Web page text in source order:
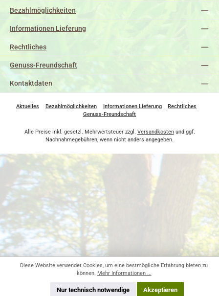
Bezahlmöglichkeiten
Informationen Lieferung
Rechtliches
Genuss-Freundschaft
Kontaktdaten
Aktuelles Bezahlmöglichkeiten Informationen Lieferung
Rechtliches
Genuss-Freundschaft
Alle Preise inkl. gesetzl. Mehrwertsteuer zzgl. Versandkostenund ggf.
Nachnahmegebühren, wenn nicht anders angegeben.
Diese Website verwendet Cookies, um eine bestmögliche Erfahrung bieten zu
können. Mehr Informationen ...
Nur technisch notwendige Akzeptieren